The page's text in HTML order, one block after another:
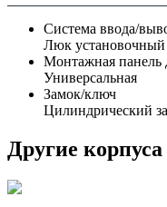
Система ввода/
Люк установочный
Монтажная панель
Универсальная
Замок/ключ
Цилиндрический
Другие